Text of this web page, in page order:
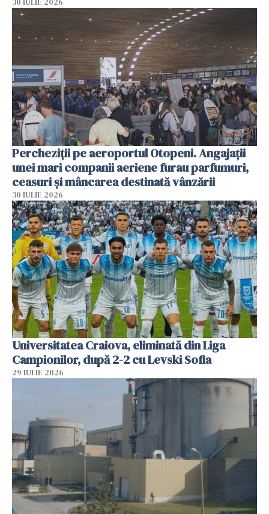
30 IULIE 2026
Percheziții pe aeroportul Otopeni. Angajații
unei mari companii aeriene furau parfumuri,
ceasuri și mâncarea destinată vânzării
30 IULIE 2026
Universitatea Craiova, eliminată din Liga
Campionilor, după 2-2 cu Levski Sofia
29 IULIE 2026